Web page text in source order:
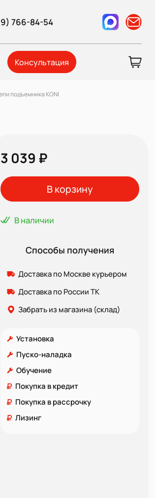
766-84-54
Консультация
подъемника KONI
3 039 ₽
В корзину
В наличии
Способы получения
Доставка по Москве курьером
Доставка по России ТК
Забрать из магазина (склад)
Установка
Пуско-наладка
Обучение
Покупка в кредит
Покупка в рассрочку
Лизинг